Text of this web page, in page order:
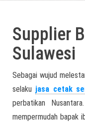
Supplier
Sulawesi
Sebagai wujud
selaku jasa cetak
perbatikan
mempermudah bapak